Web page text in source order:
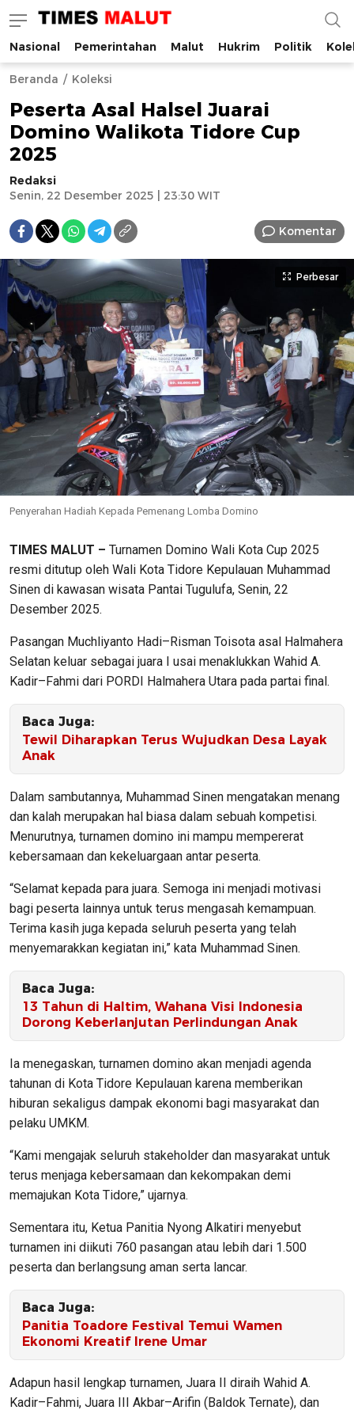
Times Malut
Berita Maluku Utara Terbaru
Nasional Pemerintahan Malut Hukrim Politik
Beranda Koleksi
Peserta Asal Halsel Juarai
Domino Walikota Tidore Cup
2025
Redaksi
Senin, 22 Desember 2025 | 23:30 WIT
Komentar
Perbesar
Penyerahan Hadiah Kepada Pemenang Lomba Domino
TIMES MALUT – Turnamen Domino Wali Kota Cup 2025
resmi ditutup oleh Wali Kota Tidore Kepulauan Muhammad
Sinen di kawasan wisata Pantai Tugulufa, Senin, 22
Desember 2025.
Pasangan Muchliyanto Hadi–Risman Toisota asal Halmahera
Selatan keluar sebagai juara I usai menaklukkan Wahid A.
Kadir–Fahmi dari PORDI Halmahera Utara pada partai final.
Baca Juga:
Tewil Diharapkan Terus Wujudkan Desa Layak
Anak
Dalam sambutannya, Muhammad Sinen mengatakan menang
dan kalah merupakan hal biasa dalam sebuah kompetisi.
Menurutnya, turnamen domino ini mampu mempererat
kebersamaan dan kekeluargaan antar peserta.
“Selamat kepada para juara. Semoga ini menjadi motivasi
bagi peserta lainnya untuk terus mengasah kemampuan.
Terima kasih juga kepada seluruh peserta yang telah
menyemarakkan kegiatan ini,” kata Muhammad Sinen.
Baca Juga:
13 Tahun di Haltim, Wahana Visi Indonesia
Dorong Keberlanjutan Perlindungan Anak
Ia menegaskan, turnamen domino akan menjadi agenda
tahunan di Kota Tidore Kepulauan karena memberikan
hiburan sekaligus dampak ekonomi bagi masyarakat dan
pelaku UMKM.
“Kami mengajak seluruh stakeholder dan masyarakat untuk
terus menjaga kebersamaan dan kekompakan demi
memajukan Kota Tidore,” ujarnya.
Sementara itu, Ketua Panitia Nyong Alkatiri menyebut
turnamen ini diikuti 760 pasangan atau lebih dari 1.500
peserta dan berlangsung aman serta lancar.
Baca Juga:
Panitia Toadore Festival Temui Wamen
Ekonomi Kreatif Irene Umar
Adapun hasil lengkap turnamen, Juara II diraih Wahid A.
Kadir–Fahmi, Juara III Akbar–Arifin (Baldok Ternate), dan